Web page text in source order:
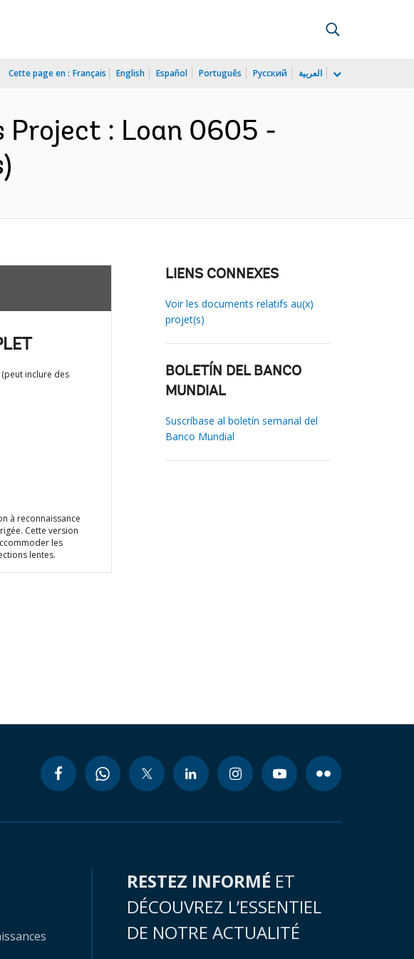
Cette page en : Français English Español Português Русский العربية
Project : Loan 0605 -
inclure des
à reconnaissance
Cette version
les
lentes.
LIENS CONNEXES
Voir les documents relatifs au(x)
projet(s)
BOLETÍN DEL BANCO
MUNDIAL
Suscríbase al boletín semanal del
Banco Mundial
RESTEZ INFORMÉ ET
DÉCOUVREZ L’ESSENTIEL
DE NOTRE ACTUALITÉ